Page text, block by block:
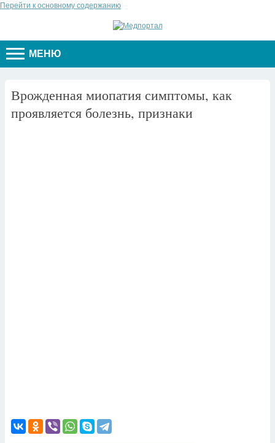
Перейти к основному содержанию
МЕНЮ
Врожденная миопатия симптомы, как
проявляется болезнь, признаки